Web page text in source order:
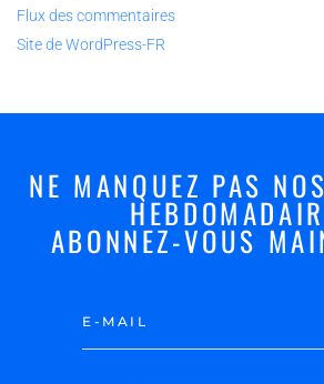
Flux des commentaires
Site de WordPress-FR
NE MANQUEZ PAS
ABONNEZ-VOUS